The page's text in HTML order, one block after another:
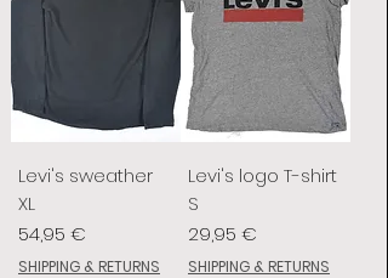
Levi's sweather
XL
Prix
54,95 €
SHIPPING & RETURNS
Levi's logo T-shirt
S
Prix
29,95 €
SHIPPING & RETURNS